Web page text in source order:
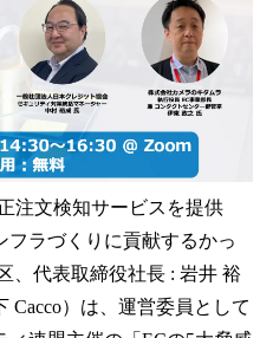
注文検知サービスを提供
フラづくりに貢献するかっ
、代表取締役社長 : 岩井 裕
Cacco）は、運営委員として